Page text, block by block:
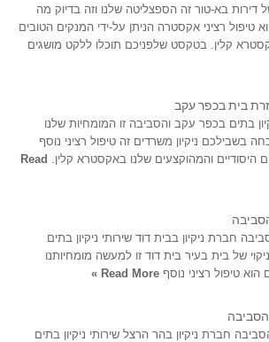
דירות בא-טור זה הספצליטה שלנו וזה בדיוק מה
טיפול רציני אקסטרה הניתן על-ידי המנקים הטובים
קלין. בטקסט שלפניכם תוכלו ללקט מושגים
בית בכפר עקב
בתים בכפר עקב והסביבה זו המומחיות שלנו
בשבילכם ניקיון משרדים זה טיפול רציני נוסף
היסודיים והמהוקצעים שלנו באקסטרא קלין. Read
חברת ניקיון בבית דוד שירותי ניקיון בתים
של בית בעיר בית דוד זו למעשה מומחיותנו
Read More »
חברת ניקיון בהר הרצל שירותי ניקיון בתים